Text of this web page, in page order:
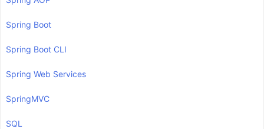
Spring Boot
Spring Boot CLI
Spring Web Services
SpringMVC
SQL